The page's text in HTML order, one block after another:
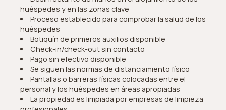
huéspedes y en las zonas clave
Proceso establecido para comprobar la salud de los
huéspedes
Botiquín de primeros auxilios disponible
Check-in/check-out sin contacto
Pago sin efectivo disponible
Se siguen las normas de distanciamiento físico
Pantallas o barreras físicas colocadas entre el
personal y los huéspedes en áreas apropiadas
La propiedad es limpiada por empresas de limpieza